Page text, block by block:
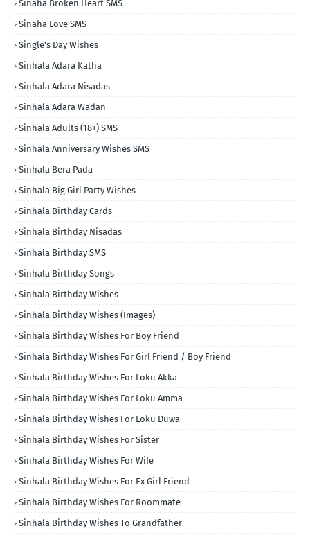
Sinaha Broken Heart SMS
Sinaha Love SMS
Single's Day Wishes
Sinhala Adara Katha
Sinhala Adara Nisadas
Sinhala Adara Wadan
Sinhala Adults (18+) SMS
Sinhala Anniversary Wishes SMS
Sinhala Bera Pada
Sinhala Big Girl Party Wishes
Sinhala Birthday Cards
Sinhala Birthday Nisadas
Sinhala Birthday SMS
Sinhala Birthday Songs
Sinhala Birthday Wishes
Sinhala Birthday Wishes (Images)
Sinhala Birthday Wishes For Boy Friend
Sinhala Birthday Wishes For Girl Friend / Boy Friend
Sinhala Birthday Wishes For Loku Akka
Sinhala Birthday Wishes For Loku Amma
Sinhala Birthday Wishes For Loku Duwa
Sinhala Birthday Wishes For Sister
Sinhala Birthday Wishes For Wife
Sinhala Birthday Wishes For Ex Girl Friend
Sinhala Birthday Wishes For Roommate
Sinhala Birthday Wishes To Grandfather